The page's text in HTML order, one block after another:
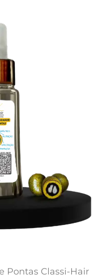
Pontas Classi-Hair